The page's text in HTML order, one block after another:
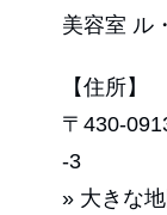
美容室 ル
【住所】
〒430-
-3
» 大きな